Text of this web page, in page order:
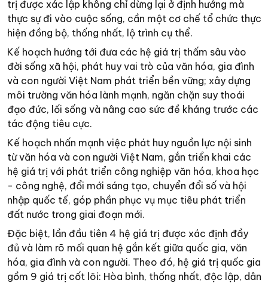
trị được xác lập không chỉ dừng lại ở định hướng mà
thực sự đi vào cuộc sống, cần một cơ chế tổ chức thực
hiện đồng bộ, thống nhất, lộ trình cụ thể.
Kế hoạch hướng tới đưa các hệ giá trị thấm sâu vào
đời sống xã hội, phát huy vai trò của văn hóa, gia đình
và con người Việt Nam phát triển bền vững; xây dựng
môi trường văn hóa lành mạnh, ngăn chặn suy thoái
đạo đức, lối sống và nâng cao sức đề kháng trước các
tác động tiêu cực.
Kế hoạch nhấn mạnh việc phát huy nguồn lực nội sinh
từ văn hóa và con người Việt Nam, gắn triển khai các
hệ giá trị với phát triển công nghiệp văn hóa, khoa học
- công nghệ, đổi mới sáng tạo, chuyển đổi số và hội
nhập quốc tế, góp phần phục vụ mục tiêu phát triển
đất nước trong giai đoạn mới.
Đặc biệt, lần đầu tiên 4 hệ giá trị được xác định đầy
đủ và làm rõ mối quan hệ gắn kết giữa quốc gia, văn
hóa, gia đình và con người. Theo đó, hệ giá trị quốc gia
gồm 9 giá trị cốt lõi: Hòa bình, thống nhất, độc lập, dân